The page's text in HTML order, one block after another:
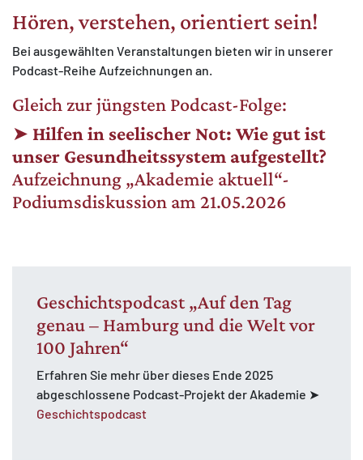
Hören, verstehen, orientiert sein!
Bei ausgewählten Veranstaltungen bieten wir in unserer
Podcast-Reihe Aufzeichnungen an.
Gleich zur jüngsten Podcast-Folge:
➤ Hilfen in seelischer Not: Wie gut ist
unser Gesundheitssystem aufgestellt?
Aufzeichnung „Akademie aktuell“-
Podiumsdiskussion am 21.05.2026
Geschichtspodcast „Auf den Tag
genau – Hamburg und die Welt vor
100 Jahren“
Erfahren Sie mehr über dieses Ende 2025
abgeschlossene Podcast-Projekt der Akademie ➤
Geschichtspodcast